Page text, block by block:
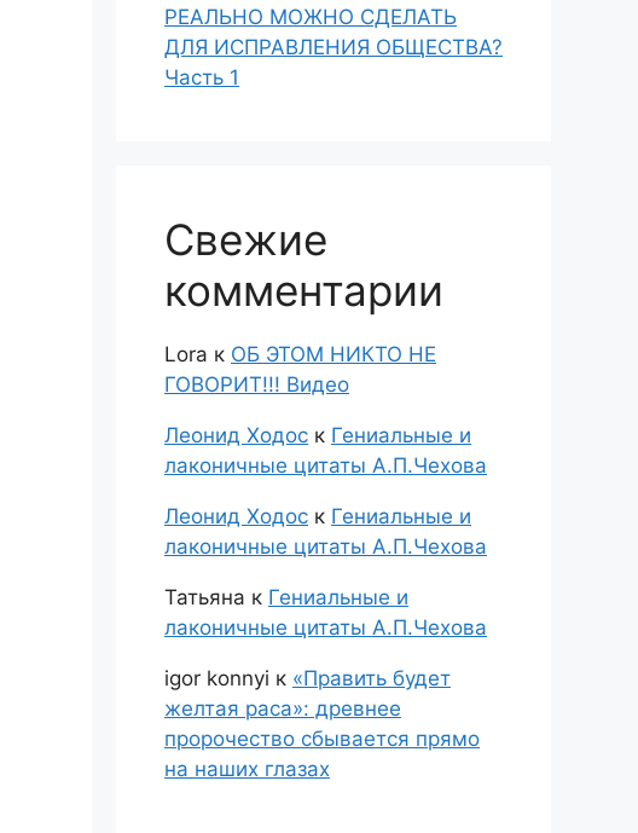
РЕАЛЬНО МОЖНО СДЕЛАТЬ
ДЛЯ ИСПРАВЛЕНИЯ ОБЩЕСТВА?
Часть 1
Свежие
комментарии
Lora к ОБ ЭТОМ НИКТО НЕ
ГОВОРИТ!!! Видео
Леонид Ходос к Гениальные и
лаконичные цитаты А.П.Чехова
Леонид Ходос к Гениальные и
лаконичные цитаты А.П.Чехова
Татьяна к Гениальные и
лаконичные цитаты А.П.Чехова
igor konnyi к «Править будет
желтая раса»: древнее
пророчество сбывается прямо
на наших глазах